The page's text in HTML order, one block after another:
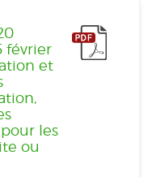
février
et
les
ou